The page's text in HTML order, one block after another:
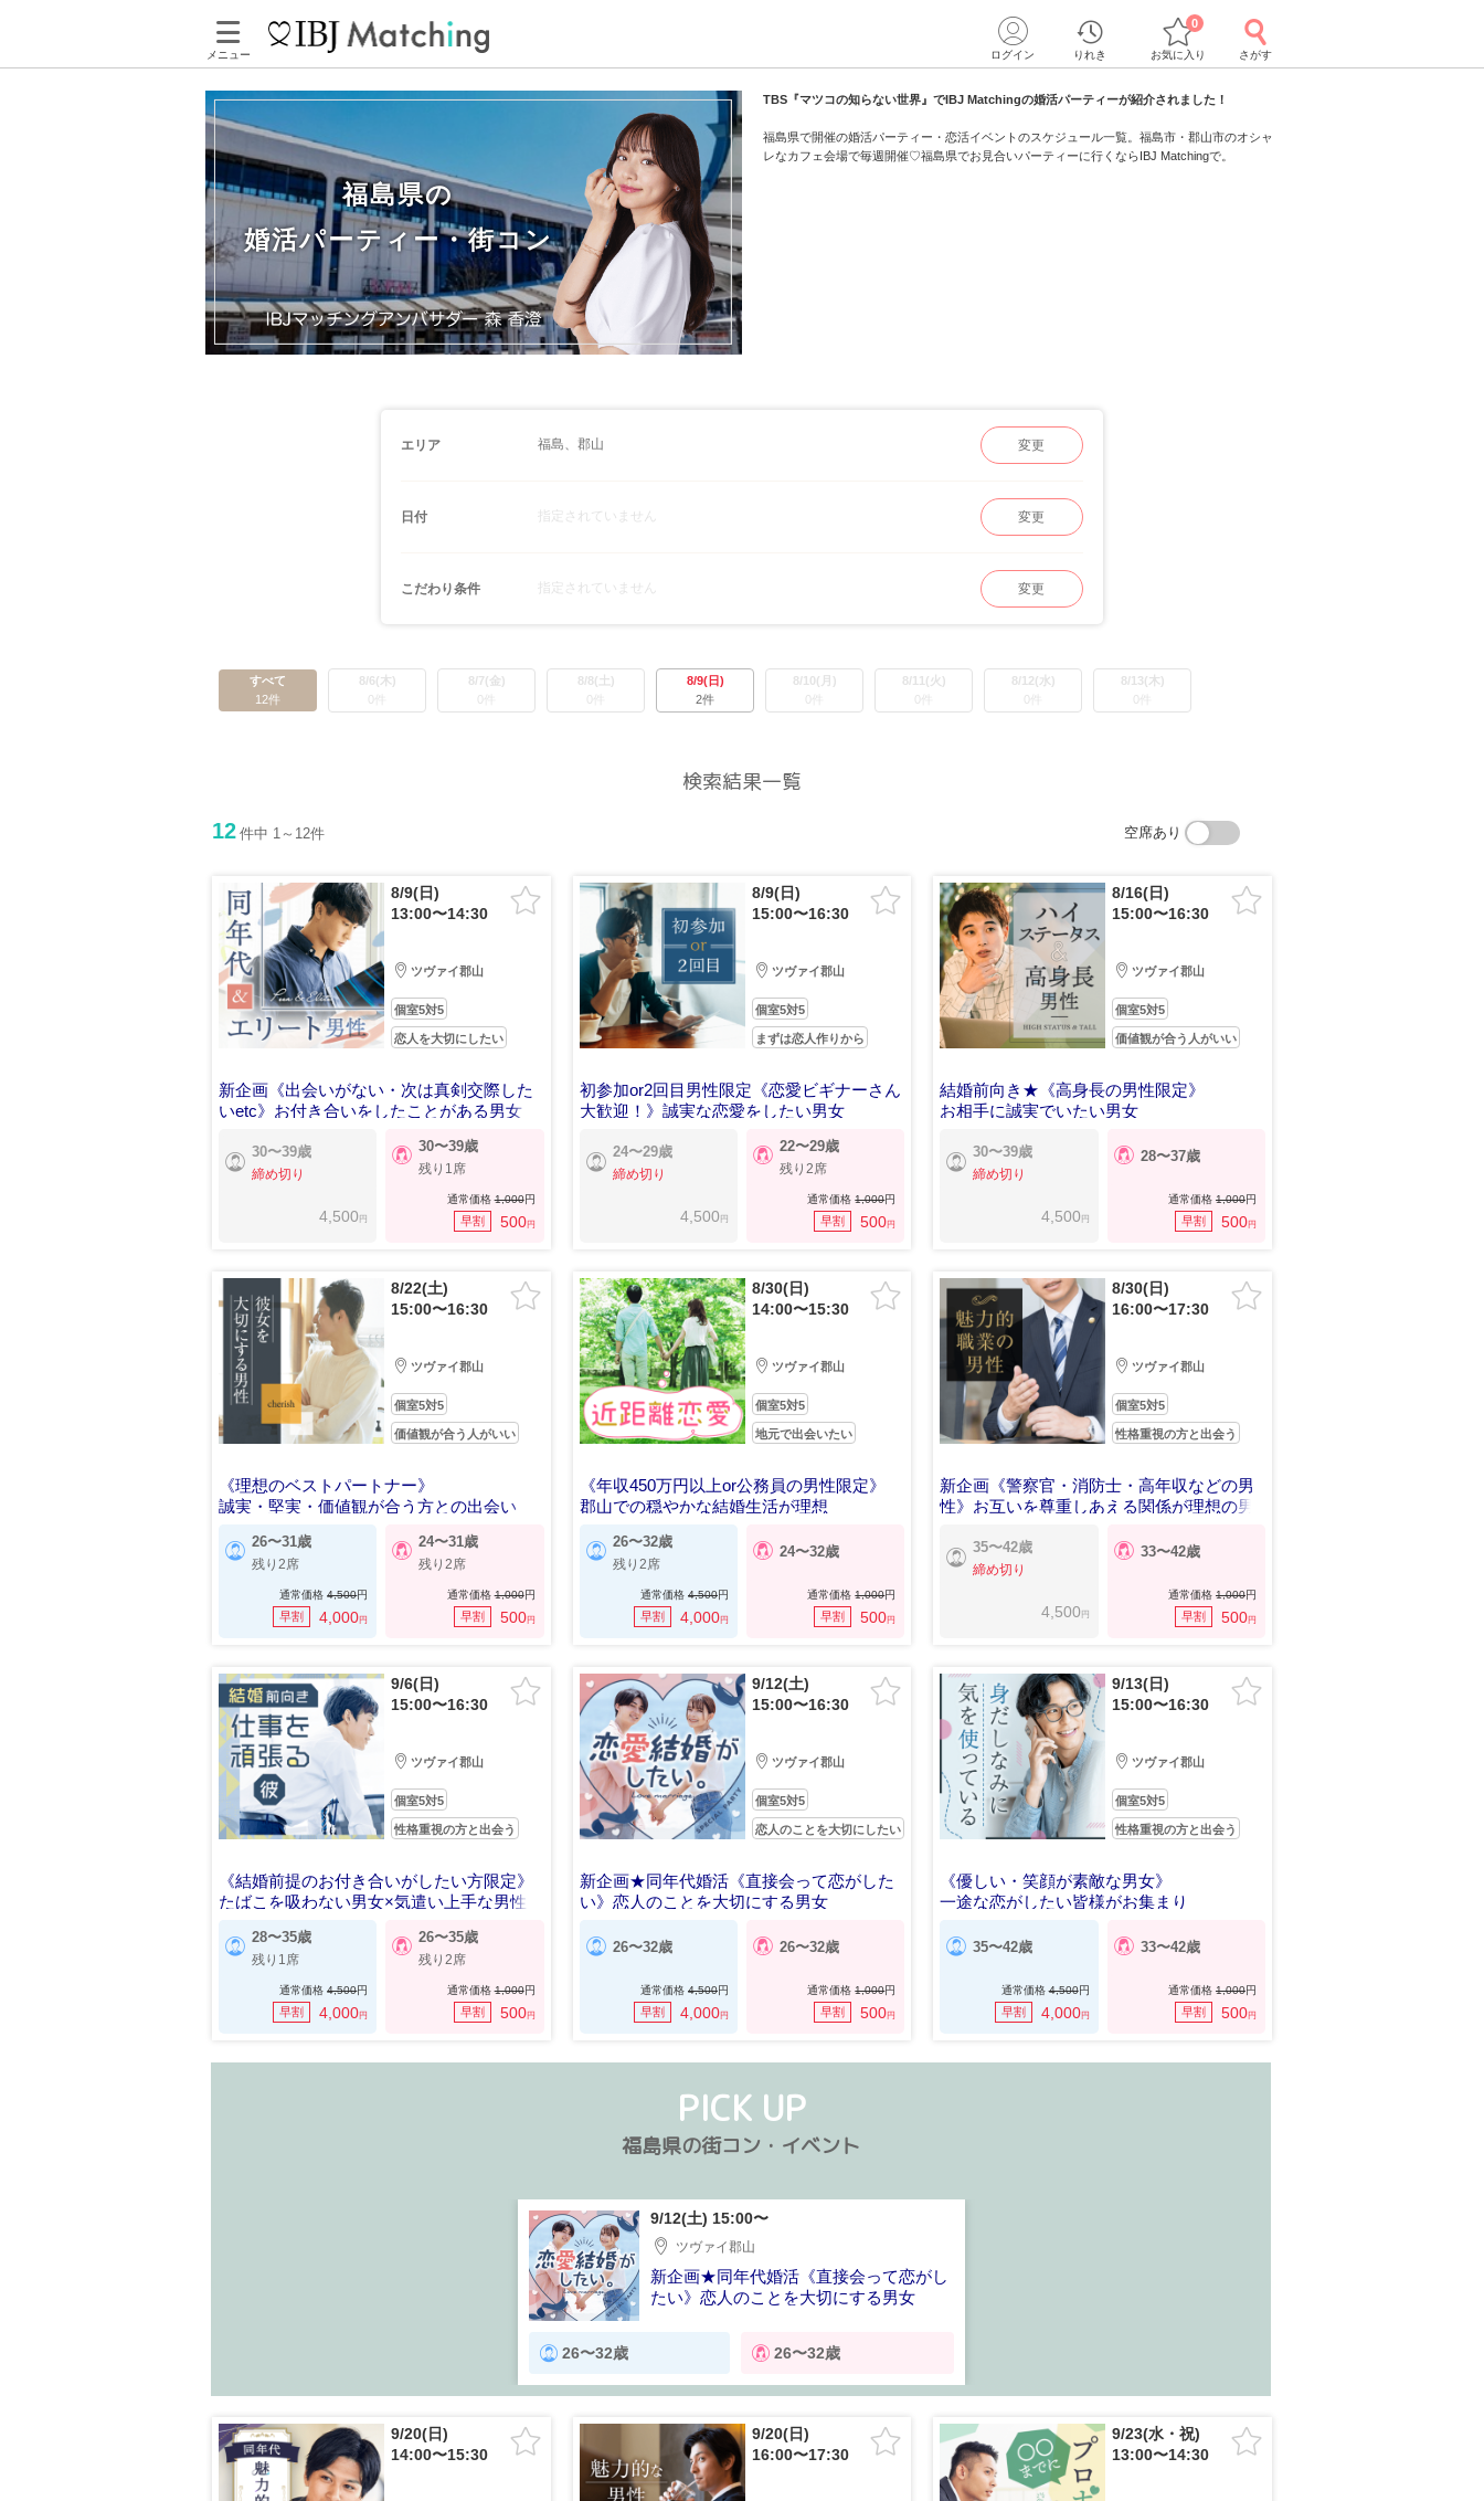
メニュー ログイン りれき お気に入り
0
さがす
福島県の
婚活パーティー・街コン
TBS『マツコの知らない世界』でIBJ Matchingの婚活パーティーが紹介されました！
福島県で開催の婚活パーティー・恋活イベントのスケジュール一覧。福島市・郡山市のオシャ
レなカフェ会場で毎週開催♡福島県でお見合いパーティーに行くならIBJ Matchingで。
エリア 福島、郡山 変更
日付 指定されていません 変更
こだわり条件 指定されていません 変更
すべて
12件
8/6(木)
0件
8/7(金)
0件
8/8(土)
0件
8/9(日)
2件
8/10(月)
0件
8/11(火)
0件
8/12(水)
0件
8/13(木)
0件
検索結果一覧
12 件中 1～12件 空席あり
8/9(日)
13:00〜14:30
ツヴァイ郡山
個室5対5
恋人を大切にしたい
新企画《出会いがない・次は真剣交際した
いetc》お付き合いをしたことがある男女
30〜39歳
締め切り
4,500 円
30〜39歳
残り1席
通常価格1,000円
早割 500円
8/9(日)
15:00〜16:30
ツヴァイ郡山
個室5対5
まずは恋人作りから
初参加or2回目男性限定《恋愛ビギナーさん
大歓迎！》誠実な恋愛をしたい男女
24〜29歳
締め切り
4,500 円
22〜29歳
残り2席
通常価格1,000円
早割 500円
8/16(日)
15:00〜16:30
ツヴァイ郡山
個室5対5
価値観が合う人がいい
結婚前向き★《高身長の男性限定》
お相手に誠実でいたい男女
30〜39歳
締め切り
4,500 円
28〜37歳
通常価格 1,000円
早割 500円
8/22(土)
15:00〜16:30
ツヴァイ郡山
個室5対5
価値観が合う人がいい
《理想のベストパートナー》
誠実・堅実・価値観が合う方との出会い
26〜31歳
残り2席
通常価格4,500円
早割 4,000円
24〜31歳
残り2席
通常価格1,000円
早割 500円
8/30(日)
14:00〜15:30
ツヴァイ郡山
個室5対5
地元で出会いたい
《年収450万円以上or公務員の男性限定》
郡山での穏やかな結婚生活が理想
26〜32歳
残り2席
通常価格 4,500円
早割 4,000円
24〜32歳
通常価格1,000円
早割 500円
8/30(日)
16:00〜17:30
ツヴァイ郡山
個室5対5
性格重視の方と出会う
新企画《警察官・消防士・高年収などの男
性》お互いを尊重しあえる関係が理想の男
35〜42歳
締め切り
4,500 円
33〜42歳
通常価格 1,000円
早割 500円
9/6(日)
15:00〜16:30
ツヴァイ郡山
個室5対5
性格重視の方と出会う
《結婚前提のお付き合いがしたい方限定》
たばこを吸わない男女×気遣い上手な男性
28〜35歳
残り1席
通常価格4,500円
早割 4,000円
26〜35歳
残り2席
通常価格1,000円
早割 500円
9/12(土)
15:00〜16:30
ツヴァイ郡山
個室5対5
恋人のことを大切にしたい
新企画★同年代婚活《直接会って恋がした
い》恋人のことを大切にする男女
26〜32歳
通常価格 4,500円
早割 4,000円
26〜32歳
通常価格1,000円
早割 500円
9/13(日)
15:00〜16:30
ツヴァイ郡山
個室5対5
性格重視の方と出会う
《優しい・笑顔が素敵な男女》
一途な恋がしたい皆様がお集まり
35〜42歳
通常価格4,500円
早割 4,000円
33〜42歳
通常価格 1,000円
早割 500円
PICK UP
福島県の街コン・イベント
9/12(土) 15:00〜
ツヴァイ郡山
新企画★同年代婚活《直接会って恋がし
たい》恋人のことを大切にする男女
26〜32歳 26〜32歳
9/20(日)
14:00〜15:30
9/20(日)
16:00〜17:30
9/23(水・祝)
13:00〜14:30